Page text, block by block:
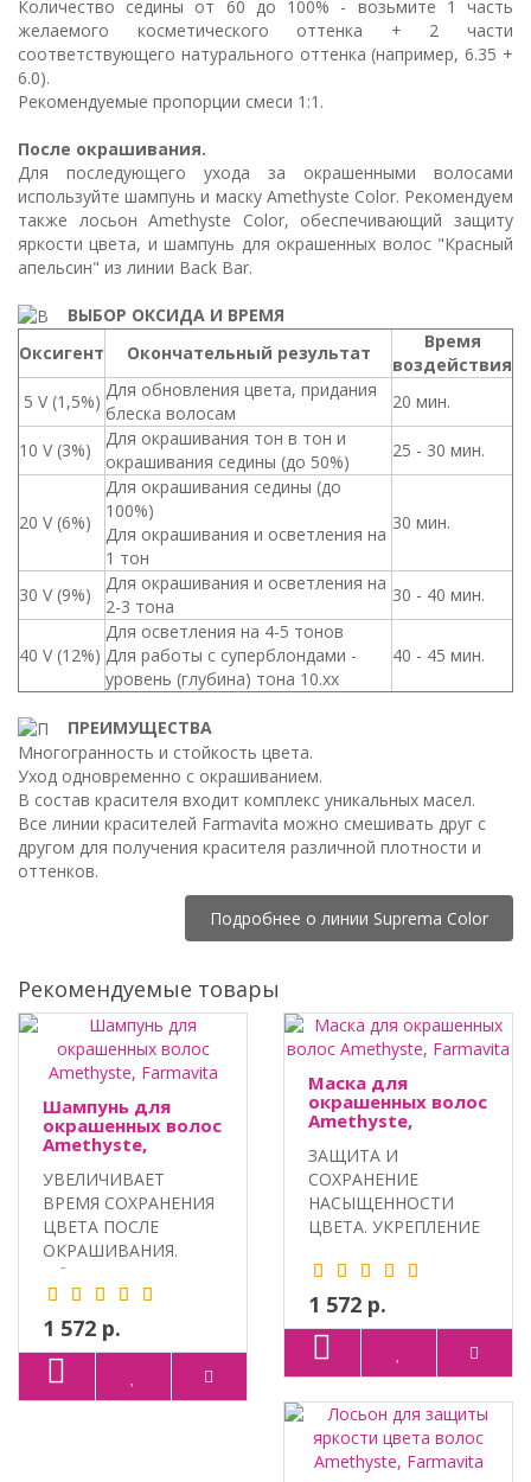
Количество седины от 60 до 100% - возьмите 1 часть
желаемого косметического оттенка + 2 части
соответствующего натурального оттенка (например, 6.35 +
6.0).
Рекомендуемые пропорции смеси 1:1.
После окрашивания.
Для последующего ухода за окрашенными волосами
используйте шампунь и маску Amethyste Color. Рекомендуем
также лосьон Amethyste Color, обеспечивающий защиту
яркости цвета, и шампунь для окрашенных волос "Красный
апельсин" из линии Back Bar.
ВЫБОР ОКСИДА И ВРЕМЯ
Оксигент
Окончательный результат
Время
воздействия
5 V (1,5%)
Для обновления цвета, придания
блеска волосам
20 мин.
10 V (3%)
Для окрашивания тон в тон и
окрашивания седины (до 50%)
25 - 30 мин.
20 V (6%)
Для окрашивания седины (до
100%)
Для окрашивания и осветления на
1 тон
30 мин.
30 V (9%)
Для окрашивания и осветления на
2-3 тона
30 - 40 мин.
40 V (12%)
Для осветления на 4-5 тонов
Для работы с суперблондами -
уровень (глубина) тона 10.хх
40 - 45 мин.
ПРЕИМУЩЕСТВА
Многогранность и стойкость цвета.
Уход одновременно с окрашиванием.
В состав красителя входит комплекс уникальных масел.
Все линии красителей Farmavita можно смешивать друг с
другом для получения красителя различной плотности и
оттенков.
Подробнее о линии Suprema Color
Рекомендуемые товары
Шампунь для
окрашенных волос
Amethyste,
УВЕЛИЧИВАЕТ
ВРЕМЯ СОХРАНЕНИЯ
ЦВЕТА ПОСЛЕ
ОКРАШИВАНИЯ.
Объем: 250 мл, 1000
мл...
1 572 р.
Маска для
окрашенных волос
Amethyste,
ЗАЩИТА И
СОХРАНЕНИЕ
НАСЫЩЕННОСТИ
ЦВЕТА. УКРЕПЛЕНИЕ
Объем: 250 м..
1 572 р.